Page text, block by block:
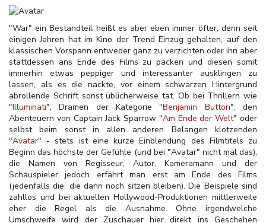
"War" ein Bestandteil heißt es aber eben immer öfter, denn seit
einigen Jahren hat im Kino der Trend Einzug gehalten, auf den
klassischen Vorspann entweder ganz zu verzichten oder ihn aber
stattdessen ans Ende des Films zu packen und diesen somit
immerhin etwas peppiger und interessanter ausklingen zu
lassen, als es die nackte, vor einem schwarzen Hintergrund
abrollende Schrift sonst üblicherweise tat. Ob bei Thrillern wie
"Illuminati", Dramen der Kategorie "Benjamin Button", den
Abenteuern von Captain Jack Sparrow "Am Ende der Welt" oder
selbst beim sonst in allen anderen Belangen klotzenden
"Avatar" - stets ist eine kurze Einblendung des Filmtitels zu
Beginn das höchste der Gefühle (und bei "Avatar" nicht mal das),
die Namen von Regisseur, Autor, Kameramann und der
Schauspieler jedoch erfährt man erst am Ende des Films
(jedenfalls die, die dann noch sitzen bleiben). Die Beispiele sind
zahllos und bei aktuellen Hollywood-Produktionen mittlerweile
eher die Regel als die Ausnahme. Ohne irgendwelche
Umschweife wird der Zuschauer hier direkt ins Geschehen